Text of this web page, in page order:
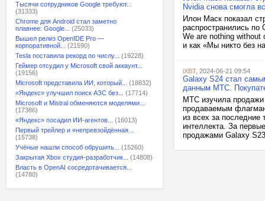
Тысячи сотрудников Google требуют...
(31333)
Chrome для Android стал заметно
плавнее: Google...
(25033)
Вышел релиз OpenIDE Pro —
корпоративной...
(21590)
Tesla поставила рекорд по числу...
(19228)
Геймер отсудил у Microsoft свой аккаунт...
(19156)
Microsoft представила ИИ, который...
(18832)
«Яндекс» улучшил поиск АЗС без...
(17714)
Microsoft и Mistral обменяются моделями...
(17386)
«Яндекс» посадил ИИ-агентов...
(16013)
Первый трейлер и «непревзойдённая...
(15738)
Учёные нашли способ обрушить...
(15260)
Закрытая Xbox студия-разработчик...
(14808)
Власть в OpenAI сосредотачивается...
(14780)
Nvidia снова смогла
Илон Маск показал
распространились по
We are nothing
и как «Мы никто без
iXBT, 2024-06-21 09:54
Galaxy S24 стал
данным МТС.
МТС изучила
продаваемым
из всех за последние
интеллекта. За
продажами Galaxy